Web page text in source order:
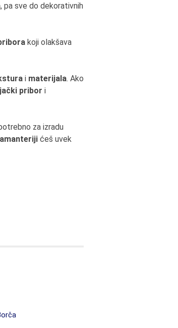
, pa sve do dekorativnih
koji olakšava
i materijala. Ako
pribor i
za izradu
ćeš uvek